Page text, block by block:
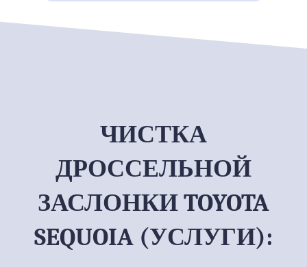
ЧИСТКА
ДРОССЕЛЬНОЙ
ЗАСЛОНКИ TOYOTA
SEQUOIA (УСЛУГИ):